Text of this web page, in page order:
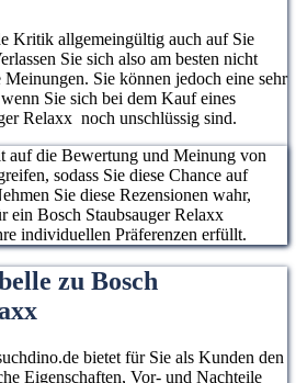
Kritik allgemeingültig auch auf Sie
Sie sich also am besten nicht
Sie können jedoch eine sehr
Sie sich bei dem Kauf eines
Relaxx noch unschlüssig sind.
auf die Bewertung und Meinung von
sodass Sie diese Chance auf
Sie diese Rezensionen wahr,
ein Bosch Staubsauger Relaxx
individuellen Präferenzen erfüllt.
zu Bosch
bietet für Sie als Kunden den
Eigenschaften, Vor- und Nachteile